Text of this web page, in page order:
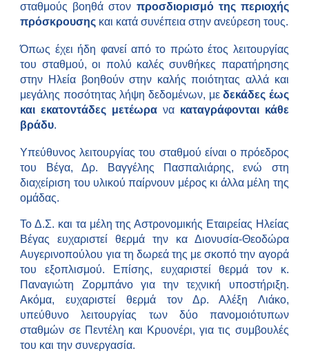
σταθμούς βοηθά στον προσδιορισμό της περιοχής
πρόσκρουσης και κατά συνέπεια στην ανεύρεση τους.
Όπως έχει ήδη φανεί από το πρώτο έτος λειτουργίας
του σταθμού, οι πολύ καλές συνθήκες παρατήρησης
στην Ηλεία βοηθούν στην καλής ποιότητας αλλά και
μεγάλης ποσότητας λήψη δεδομένων, μεδεκάδες έως
και εκατοντάδες μετέωρα να καταγράφονται κάθε
βράδυ.
Υπεύθυνος λειτουργίας του σταθμού είναι ο πρόεδρος
του Βέγα, Δρ. Βαγγέλης Πασπαλιάρης, ενώ στη
διαχείριση του υλικού παίρνουν μέρος κι άλλα μέλη της
ομάδας.
Το Δ.Σ. και τα μέλη της Αστρονομικής Εταιρείας Ηλείας
Βέγας ευχαριστεί θερμά την κα Διονυσία-Θεοδώρα
Αυγερινοπούλου για τη δωρεά της με σκοπό την αγορά
του εξοπλισμού. Επίσης, ευχαριστεί θερμά τον κ.
Παναγιώτη Ζορμπάνο για την τεχνική υποστήριξη.
Ακόμα, ευχαριστεί θερμά τον Δρ. Αλέξη Λιάκο,
υπεύθυνο λειτουργίας των δύο πανομοιότυπων
σταθμών σε Πεντέλη και Κρυονέρι, για τις συμβουλές
του και την συνεργασία.